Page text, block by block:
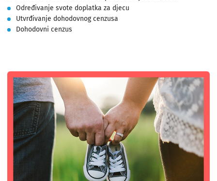
Određivanje svote doplatka za djecu
Utvrđivanje dohodovnog cenzusa
Dohodovni cenzus